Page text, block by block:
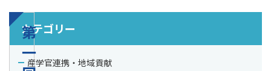
第
一
カテゴリー
産学官連携・地域貢献